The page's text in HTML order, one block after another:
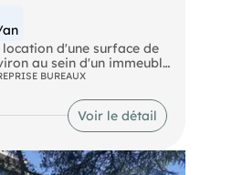
d'une surface de
au sein d'un immeuble
la TECHLID, sur la
BUREAUX
Voir le détail